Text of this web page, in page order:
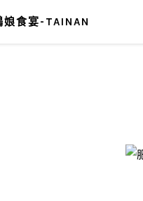
娘食宴-TAINAN
厚-鵝娘的後宮